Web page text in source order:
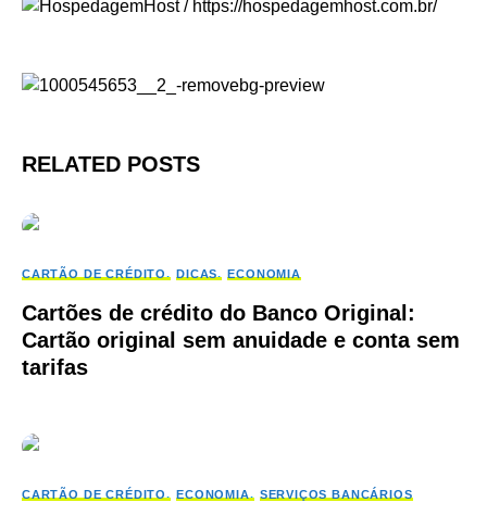
RELATED POSTS
CARTÃO DE CRÉDITO DICAS ECONOMIA
Cartões de crédito do Banco Original:
Cartão original sem anuidade e conta sem
tarifas
CARTÃO DE CRÉDITO ECONOMIA SERVIÇOS BANCÁRIOS